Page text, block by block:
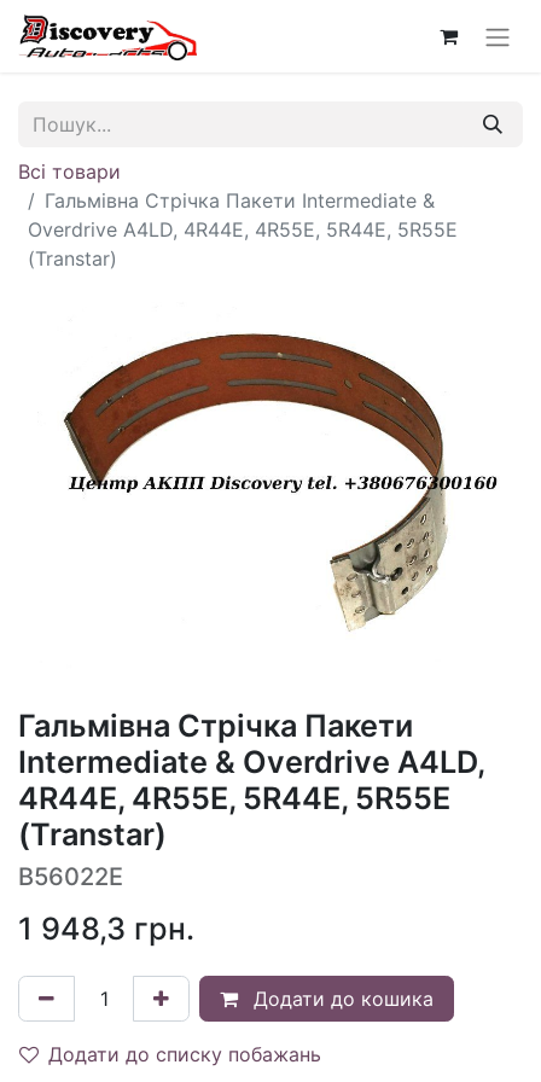
Всі товари
Гальмівна Стрічка Пакети Intermediate &
Overdrive A4LD, 4R44E, 4R55E, 5R44E, 5R55E
(Transtar)
Гальмівна Стрічка Пакети
Intermediate & Overdrive A4LD,
4R44E, 4R55E, 5R44E, 5R55E
(Transtar)
B56022E
1 948,3 грн.
Додати до кошика
Додати до списку побажань